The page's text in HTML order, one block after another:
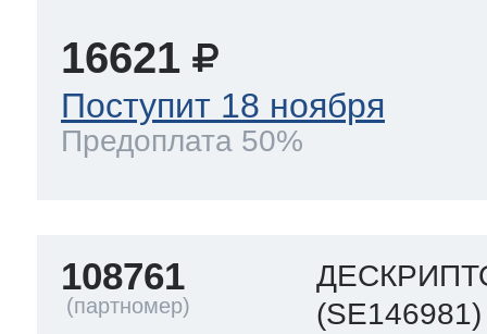
16621
Поступит 18 ноября
Предоплата 50%
108761
(SE146981)